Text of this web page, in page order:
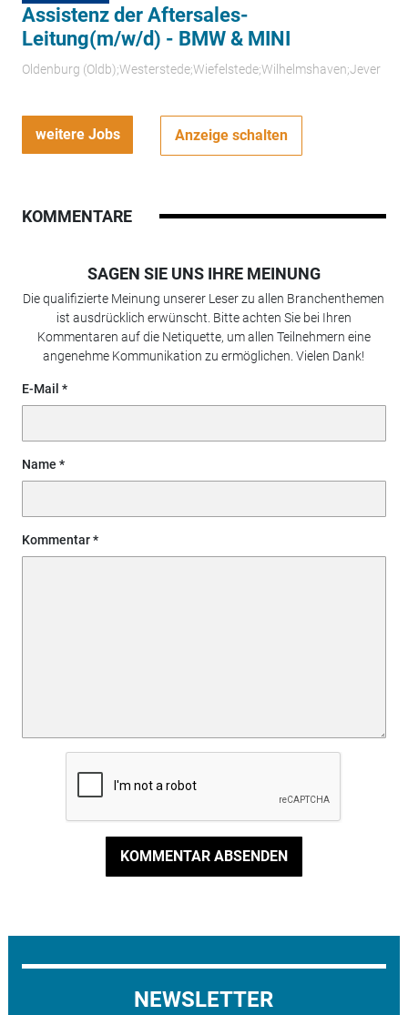
Assistenz der Aftersales-
Leitung(m/w/d) - BMW & MINI
Oldenburg (Oldb);Westerstede;Wiefelstede;Wilhelmshaven;Jever
weitere Jobs Anzeige schalten
KOMMENTARE
SAGEN SIE UNS IHRE MEINUNG
Die qualifizierte Meinung unserer Leser zu allen Branchenthemen
ist ausdrücklich erwünscht. Bitte achten Sie bei Ihren
Kommentaren auf die Netiquette, um allen Teilnehmern eine
angenehme Kommunikation zu ermöglichen. Vielen Dank!
E-Mail
Name
Kommentar
KOMMENTAR ABSENDEN
NEWSLETTER